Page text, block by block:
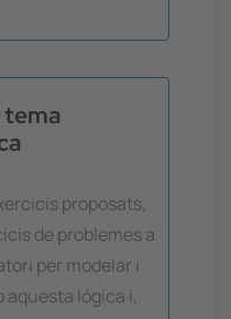
proposats,
de problemes a
per modelar i
aquesta lógica i,